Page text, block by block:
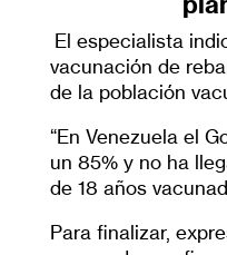
El especialista
vacunación de
de la población
“En Venezuela el
un 85% y no ha
de 18 años
Para finalizar,